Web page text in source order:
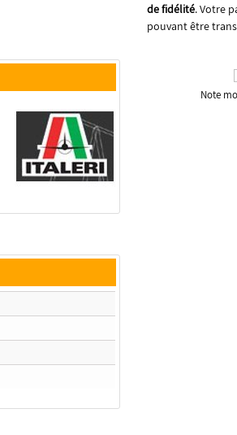
de fidélité. Votre
pouvant être
Note